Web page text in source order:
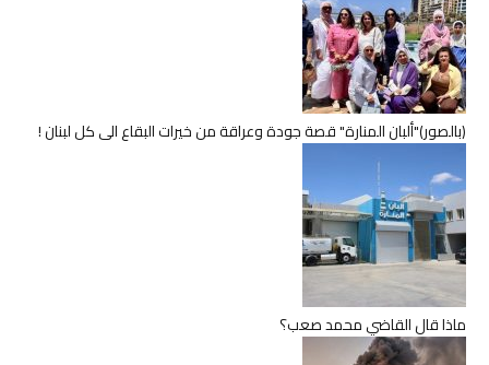
(بالصور)"ألبان المنارة" قصة جودة وعراقة من خيرات البقاع الى كل لبنان !
ماذا قال القاضي محمد صعب؟